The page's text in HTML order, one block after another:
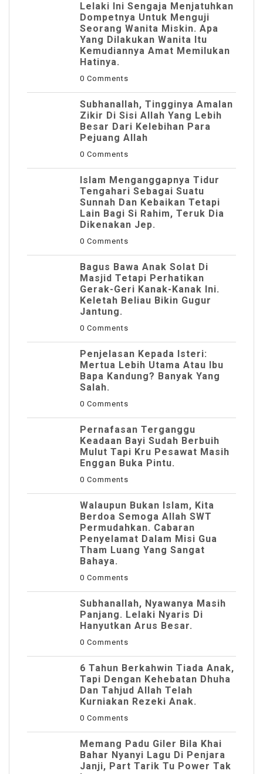
Lelaki Ini Sengaja Menjatuhkan
Dompetnya Untuk Menguji
Seorang Wanita Miskin. Apa
Yang Dilakukan Wanita Itu
Kemudiannya Amat Memilukan
Hatinya.
0 Comments
Subhanallah, Tingginya Amalan
Zikir Di Sisi Allah Yang Lebih
Besar Dari Kelebihan Para
Pejuang Allah
0 Comments
Islam Menganggapnya Tidur
Tengahari Sebagai Suatu
Sunnah Dan Kebaikan Tetapi
Lain Bagi Si Rahim, Teruk Dia
Dikenakan Jep.
0 Comments
Bagus Bawa Anak Solat Di
Masjid Tetapi Perhatikan
Gerak-Geri Kanak-Kanak Ini.
Keletah Beliau Bikin Gugur
Jantung.
0 Comments
Penjelasan Kepada Isteri:
Mertua Lebih Utama Atau Ibu
Bapa Kandung? Banyak Yang
Salah.
0 Comments
Pernafasan Terganggu
Keadaan Bayi Sudah Berbuih
Mulut Tapi Kru Pesawat Masih
Enggan Buka Pintu.
0 Comments
Walaupun Bukan Islam, Kita
Berdoa Semoga Allah SWT
Permudahkan. Cabaran
Penyelamat Dalam Misi Gua
Tham Luang Yang Sangat
Bahaya.
0 Comments
Subhanallah, Nyawanya Masih
Panjang. Lelaki Nyaris Di
Hanyutkan Arus Besar.
0 Comments
6 Tahun Berkahwin Tiada Anak,
Tapi Dengan Kehebatan Dhuha
Dan Tahjud Allah Telah
Kurniakan Rezeki Anak.
0 Comments
Memang Padu Giler Bila Khai
Bahar Nyanyi Lagu Di Penjara
Janji, Part Tarik Tu Power Tak